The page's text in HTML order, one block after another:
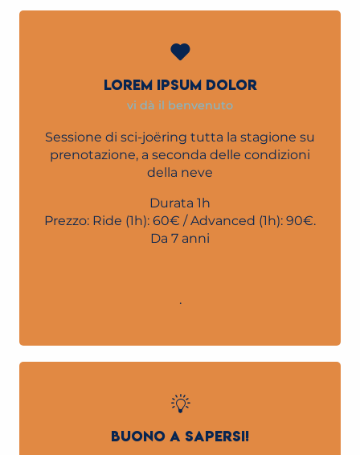
LOREM IPSUM DOLOR
vi dà il benvenuto
Sessione di sci-joëring tutta la stagione su
prenotazione, a seconda delle condizioni
della neve
Durata 1h
Prezzo: Ride (1h): 60€ / Advanced (1h): 90€.
Da 7 anni
.
BUONO A SAPERSI!